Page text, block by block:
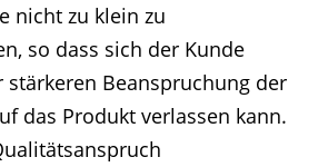
nicht zu klein zu
so dass sich der Kunde
stärkeren Beanspruchung der
das Produkt verlassen kann.